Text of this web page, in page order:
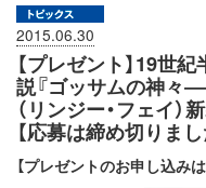
2015.06.30
【プレゼント】19世
説『ゴッサムの神々
（リンジー・フェイ
【応募は締め切りまし
【プレゼントのお申し込み